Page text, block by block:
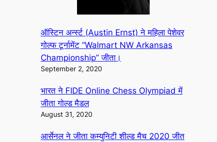
ऑस्टिन अर्न्स्ट (Austin Ernst) ने महिला पेशेवर
गोल्फ टूर्नामेंट “Walmart NW Arkansas
Championship” जीता।
September 2, 2020
भारत ने FIDE Online Chess Olympiad में
जीता गोल्ड मैडल
August 31, 2020
आर्सेनल ने जीता कम्युनिटी शील्ड मैच 2020 जीत